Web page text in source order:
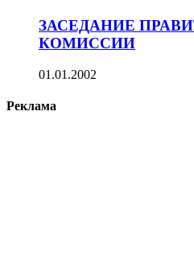
ЗАСЕДАНИЕ
КОМИССИИ
01.01.2002
Реклама